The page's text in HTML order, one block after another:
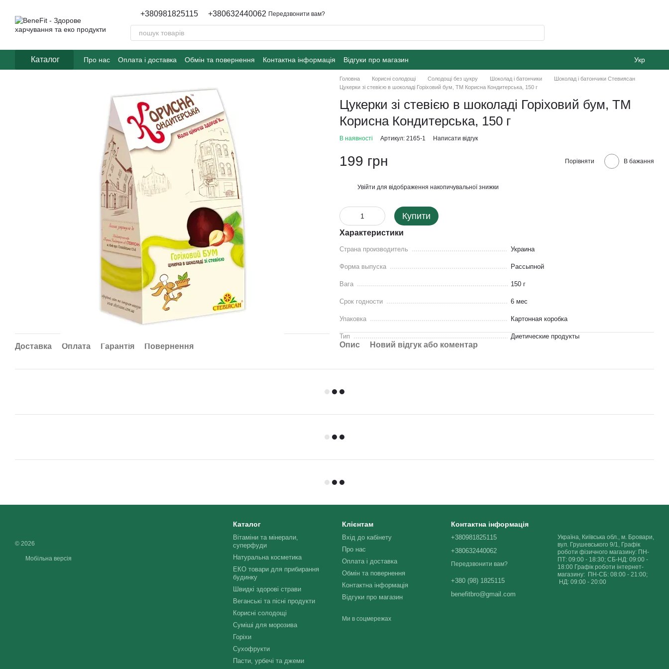
+380981825115 +380632440062 Передзвонити вам?
Каталог Про нас Оплата і доставка Обмін та повернення Контактна інформація Відгуки про магазин Укр
Доставка Оплата Гарантія Повернення
Головна Корисні солодощі Солодощі без цукру Шоколад і батончики
Шоколад і батончики Стевиясан
Цукерки зі стевією в шоколаді Горіховий бум, ТМ Корисна Кондитерська, 150 г
Цукерки зі стевією в шоколаді Горіховий бум, ТМ
Корисна Кондитерська, 150 г
В наявності Артикул: 2165-1 Написати відгук
199 грн Порівняти В бажання
Увійти для відображення накопичувальної знижки
Купити
Характеристики
Страна производитель Украина
Форма выпуска Рассыпной
Вага 150 г
Срок годности 6 мес
Упаковка Картонная коробка
Тип Диетические продукты
Опис Новий відгук або коментар
© 2026
Мобільна версія
Каталог
Вітаміни та мінерали,
суперфуди
Натуральна косметика
ЕКО товари для прибирання
будинку
Швидкі здорові страви
Веганські та пісні продукти
Корисні солодощі
Суміші для морозива
Горіхи
Сухофрукти
Пасти, урбечі та джеми
Клієнтам
Вхід до кабінету
Про нас
Оплата і доставка
Обмін та повернення
Контактна інформація
Відгуки про магазин
Ми в соцмережах
Контактна інформація
+380981825115
+380632440062
Передзвонити вам?
+380 (98) 1825115
benefitbro@gmail.com
Україна, Київська обл., м. Бровари,
вул. Грушевського 9/1, Графік
роботи фізичного магазину: ПН-
ПТ: 09:00 - 18:30; СБ-НД: 09:00 -
18:00 Графік роботи інтернет-
магазину: ПН-СБ: 08:00 - 21:00;
НД: 09:00 - 20:00